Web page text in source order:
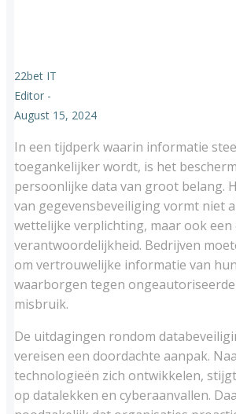
22bet IT
Editor -
August 15, 2024
In een tijdperk waarin informatie
toegankelijker wordt, is het
persoonlijke data van groot belang.
van gegevensbeveiliging vormt niet
wettelijke verplichting, maar ook een
verantwoordelijkheid. Bedrijven
om vertrouwelijke informatie van
waarborgen tegen
misbruik.
De uitdagingen rondom
vereisen een doordachte aanpak.
technologieën zich ontwikkelen,
op datalekken en cyberaanvallen.